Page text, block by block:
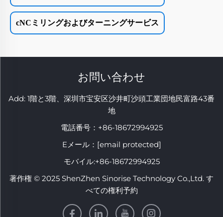
cNCミリングおよびターニングサービス
お問い合わせ
Add: 1階と3階、深圳市宝安区沙井町沙頭工業団地民富路43番
地
電話番号： +86-18672994925
Eメール： [email protected]
モバイル:+86-18672994925
著作権 © 2025 ShenZhen Sinorise Technology Co.,Ltd. す
べての権利予約